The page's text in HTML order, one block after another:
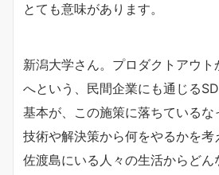
とても意味があります。
新潟大学さん。プロダクトアウ
へという、民間企業にも通じる
基本が、この施策に落ちているな
技術や解決策から何をやるかを考
佐渡島にいる人々の生活からどん